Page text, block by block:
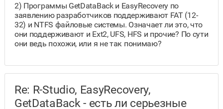
2) Программы GetDataBack и EasyRecovery по
заявлению разработчиков поддерживают FAT (12-
32) и NTFS файловые системы. Означает ли это, что
они поддерживают и Ext2, UFS, HFS и прочие? По сути
они ведь похожи, или я не так понимаю?
Re: R-Studio, EasyRecovery,
GetDataBack - есть ли серьезные